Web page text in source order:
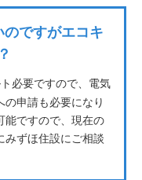
ですがエコキ
必要ですので、電気
申請も必要になり
能ですので、現在の
みずほ住設にご相談